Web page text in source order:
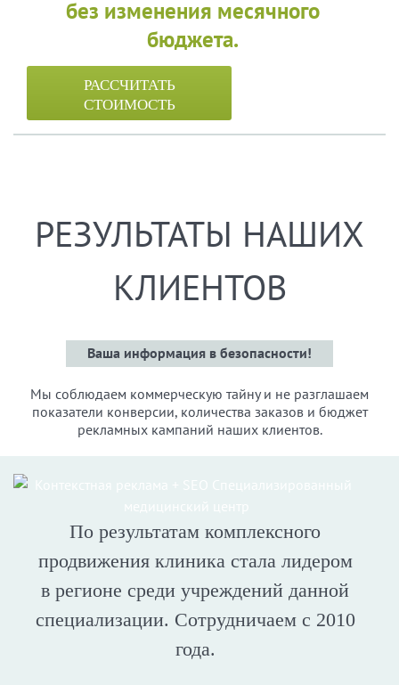
без изменения месячного
бюджета.
РАССЧИТАТЬ
СТОИМОСТЬ
РЕЗУЛЬТАТЫ НАШИХ
КЛИЕНТОВ
Ваша информация в безопасности!
Мы соблюдаем коммерческую тайну и не разглашаем
показатели конверсии, количества заказов и бюджет
рекламных кампаний наших клиентов.
По результатам комплексного
продвижения клиника стала лидером
в регионе среди учреждений данной
специализации. Сотрудничаем с 2010
года.